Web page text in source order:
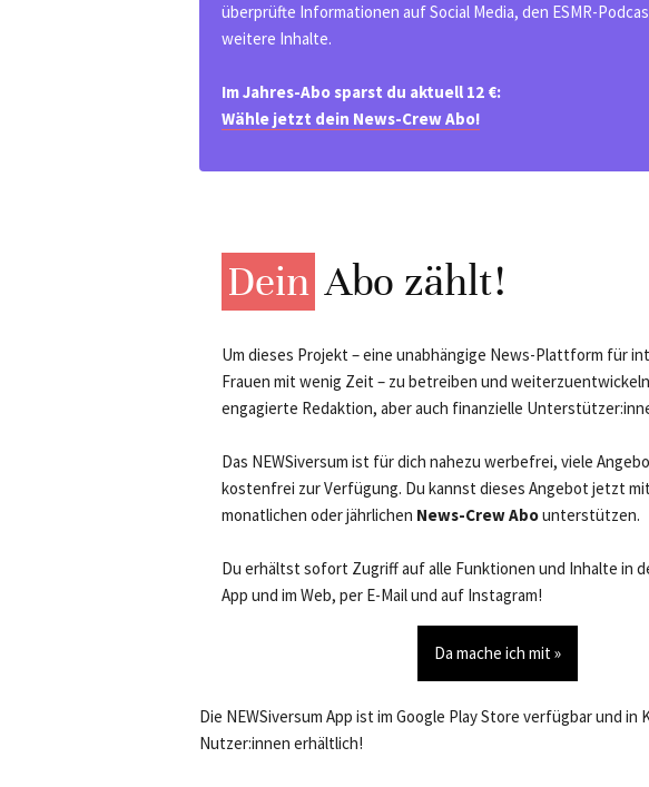
überprüfte Informationen auf Social Media, den ESMR-
weitere Inhalte.
Im Jahres-Abo sparst du aktuell 12 €:
Wähle jetzt dein News-Crew Abo!
Dein Abo zählt!
Um dieses Projekt – eine unabhängige News-Plattform für
Frauen mit wenig Zeit – zu betreiben und
engagierte Redaktion, aber auch finanzielle
Das NEWSiversum ist für dich nahezu werbefrei, viele
kostenfrei zur Verfügung. Du kannst dieses Angebot jetzt
monatlichen oder jährlichen News-Crew Abounterstützen.
Du erhältst sofort Zugriff auf alle Funktionen und Inhalte in
App und im Web, per E-Mail und auf Instagram!
Da mache ich mit »
Die NEWSiversum App ist im Google Play Store verfügbar und in
Nutzer:innen erhältlich!